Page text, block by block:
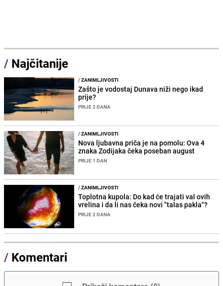
/ Najčitanije
/ZANIMLJIVOSTI
Zašto je vodostaj Dunava niži nego ikad
prije?
PRIJE 2 DANA
/ZANIMLJIVOSTI
Nova ljubavna priča je na pomolu: Ova 4
znaka Zodijaka čeka poseban august
PRIJE 1 DAN
/ZANIMLJIVOSTI
Toplotna kupola: Do kad će trajati val ovih
vrelina i da li nas čeka novi "talas pakla"?
PRIJE 2 DANA
/ Komentari